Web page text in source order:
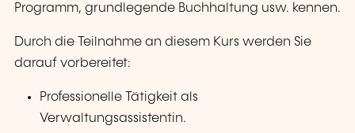
Programm, grundlegende Buchhaltung usw. kennen.
Durch die Teilnahme an diesem Kurs werden Sie
darauf vorbereitet:
Professionelle Tätigkeit als
Verwaltungsassistentin.